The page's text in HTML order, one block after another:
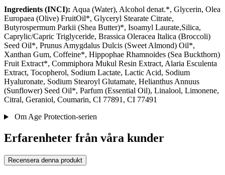
Ingredients (INCI): Aqua (Water), Alcohol denat.*, Glycerin, Olea
Europaea (Olive) FruitOil*, Glyceryl Stearate Citrate,
Butyrospermum Parkii (Shea Butter)*, Isoamyl Laurate,Silica,
Caprylic/Capric Triglyceride, Brassica Oleracea Italica (Broccoli)
Seed Oil*, Prunus Amygdalus Dulcis (Sweet Almond) Oil*,
Xanthan Gum, Coffeine*, Hippophae Rhamnoides (Sea Buckthorn)
Fruit Extract*, Commiphora Mukul Resin Extract, Alaria Esculenta
Extract, Tocopherol, Sodium Lactate, Lactic Acid, Sodium
Hyaluronate, Sodium Stearoyl Glutamate, Helianthus Annuus
(Sunflower) Seed Oil*, Parfum (Essential Oil), Linalool, Limonene,
Citral, Geraniol, Coumarin, CI 77891, CI 77491
Om Age Protection-serien
Erfarenheter från våra kunder
Recensera denna produkt